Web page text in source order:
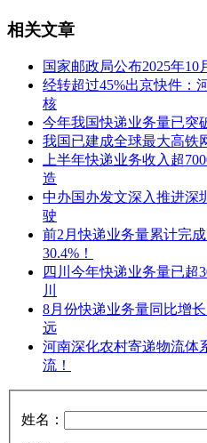
相关文章
国家邮政局公布2025年10
经转超过45%出京快件：
核
今年我国快递业务量已突
我国已建成全球最大高铁
上半年快递业务收入超
造
中办国办发文深入推进深
驶
前2月快递业务量累计完
30.4%！
四川今年快递业务量已超
川
8月份快递业务量同比增
远
河南深化农村寄递物流体
流！
姓名：